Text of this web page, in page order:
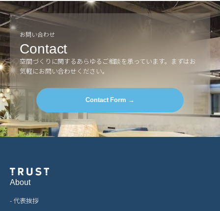
お問い合わせ
Contact
空間づくりに関するあらゆるご相談を承っています。 まずはお
気軽にお問い合わせください。
Contact Form →
About
- 代表挨拶